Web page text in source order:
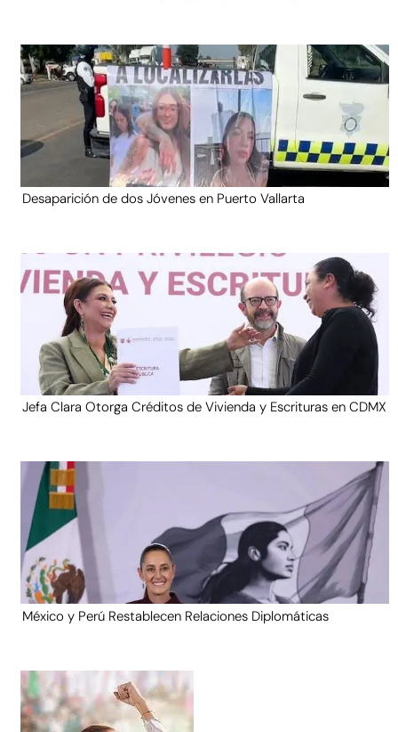
Desaparición de dos Jóvenes en Puerto Vallarta
Jefa Clara Otorga Créditos de Vivienda y Escrituras en CDMX
México y Perú Restablecen Relaciones Diplomáticas